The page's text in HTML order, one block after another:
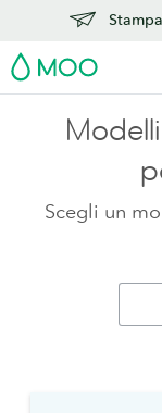
MOO
Scegli un